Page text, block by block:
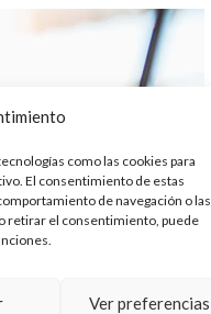
como las cookies para
El consentimiento de estas
de navegación o las
retirar el consentimiento, puede
Ver preferencias